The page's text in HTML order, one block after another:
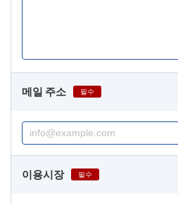
메일 주소 필수
이용시장 필수